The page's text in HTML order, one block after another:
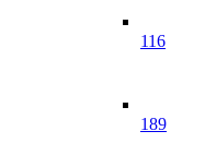
116
189